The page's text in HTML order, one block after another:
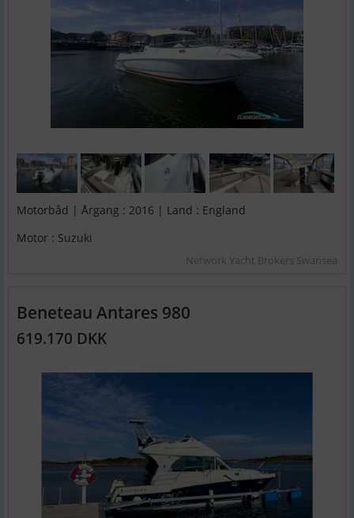
Motorbåd | Årgang : 2016 | Land : England
Motor : Suzuki
Network Yacht Brokers Swansea
Beneteau Antares 980
619.170 DKK